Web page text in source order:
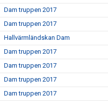
Dam truppen 2017
Dam truppen 2017
Hallvärmländskan Dam
Dam truppen 2017
Dam truppen 2017
Dam truppen 2017
Dam truppen 2017